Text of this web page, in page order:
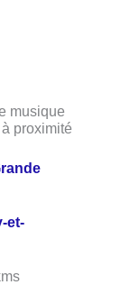
musique
proximité
et-